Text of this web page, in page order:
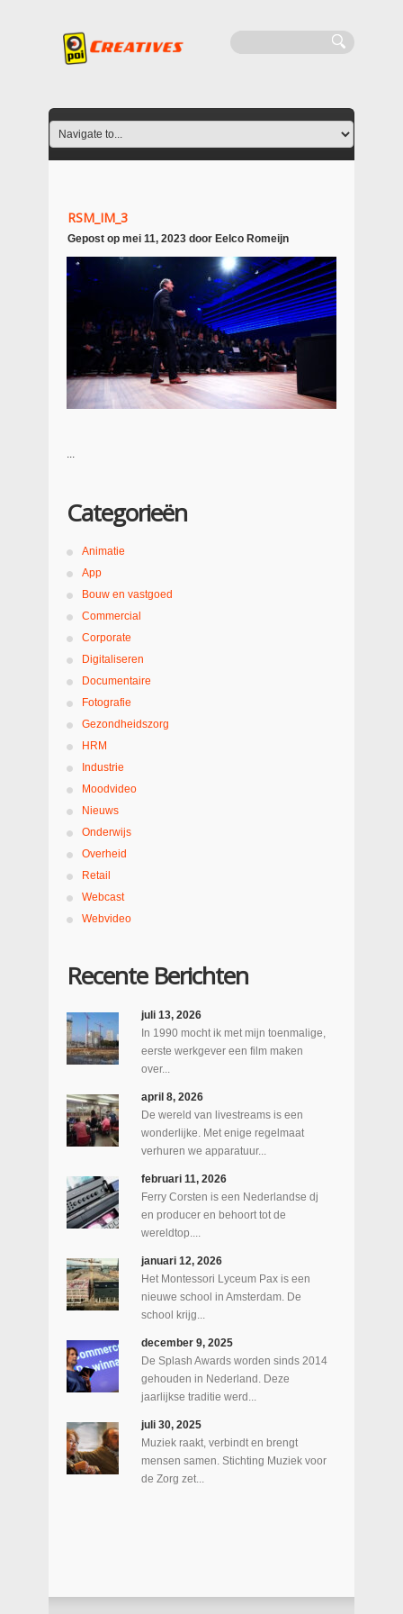
RSM_IM_3
Gepost op mei 11, 2023 door Eelco Romeijn
...
Categorieën
Animatie
App
Bouw en vastgoed
Commercial
Corporate
Digitaliseren
Documentaire
Fotografie
Gezondheidszorg
HRM
Industrie
Moodvideo
Nieuws
Onderwijs
Overheid
Retail
Webcast
Webvideo
Recente Berichten
juli 13, 2026
In 1990 mocht ik met mijn toenmalige,
eerste werkgever een film maken
over...
april 8, 2026
De wereld van livestreams is een
wonderlijke. Met enige regelmaat
verhuren we apparatuur...
februari 11, 2026
Ferry Corsten is een Nederlandse dj
en producer en behoort tot de
wereldtop....
januari 12, 2026
Het Montessori Lyceum Pax is een
nieuwe school in Amsterdam. De
school krijg...
december 9, 2025
De Splash Awards worden sinds 2014
gehouden in Nederland. Deze
jaarlijkse traditie werd...
juli 30, 2025
Muziek raakt, verbindt en brengt
mensen samen. Stichting Muziek voor
de Zorg zet...